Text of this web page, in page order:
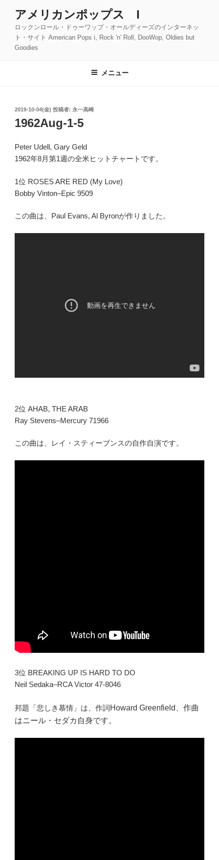
アメリカンポップス I
ロックンロール・ドゥーワップ・オールディーズのインターネッ
ト・サイト American Pops i, Rock 'n' Roll, DooWop, Oldies but
Goodies
メニュー
投
稿
日:
2019-10-04(金) 投稿者: 永一高崎
1962Aug-1-5
Peter Udell, Gary Geld
1962年8月第1週の全米ヒットチャートです。
1位 ROSES ARE RED (My Love)
Bobby Vinton–Epic 9509
この曲は、Paul Evans, Al Byronが作りました。
2位 AHAB, THE ARAB
Ray Stevens–Mercury 71966
この曲は、レイ・スティーブンスの自作自演です。
3位 BREAKING UP IS HARD TO DO
Neil Sedaka–RCA Victor 47-8046
邦題「悲しき慕情」は、作詞Howard Greenfield、作曲
はニール・セダカ自身です。